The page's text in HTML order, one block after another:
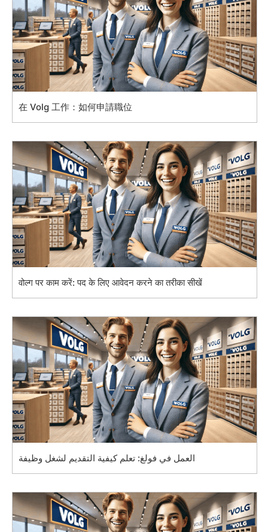
在 Volg 工作：如何申請職位
वोल्ग पर काम करें: पद के लिए आवेदन करने का तरीका सीखें
العمل في فولغ: تعلم كيفية التقديم لشغل وظيفة